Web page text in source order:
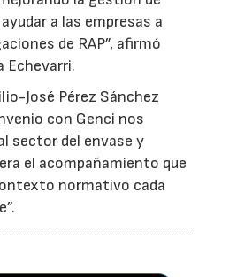
a las empresas a
de RAP”, afirmó
Echevarri.
José Pérez Sánchez
con Genci nos
sector del envase y
el acompañamiento que
normativo cada